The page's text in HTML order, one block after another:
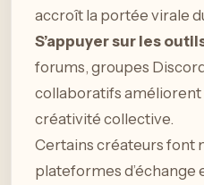
accroît la portée virale
S’appuyer sur les
forums, groupes
collaboratifs améliorent
créativité collective.
Certains créateurs font
plateformes d’échange